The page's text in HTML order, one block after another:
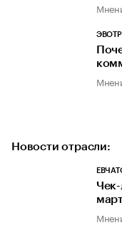
Новости отрасли:
Чек-